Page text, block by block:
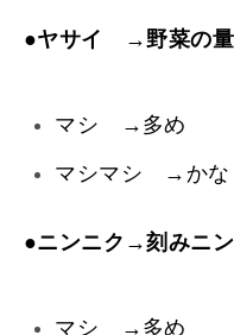
●ヤサイ →野菜の量
マシ →多め
マシマシ →かな
●ニンニク→刻みニ
マシ →多め